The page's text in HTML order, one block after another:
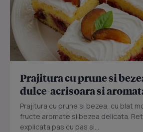
Prajitura cu prune si
dulce-acrisoara si
Prajitura cu prune si bezea, cu blat
fructe aromate si bezea delicata.
explicata pas cu pas si...